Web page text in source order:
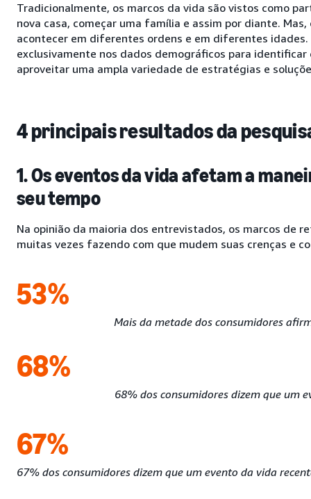
Tradicionalmente, os marcos da vida são vistos como
nova casa, começar uma família e assim por diante.
acontecer em diferentes ordens e em diferentes
exclusivamente nos dados demográficos para
aproveitar uma ampla variedade de estratégias e
4 principais resultados da
1. Os eventos da vida afetam a
seu tempo
Na opinião da maioria dos entrevistados, os marcos de
muitas vezes fazendo com que mudem suas crenças e
53%
Mais da metade dos consumidores
68%
68% dos consumidores dizem que um
67%
67% dos consumidores dizem que um evento da vida